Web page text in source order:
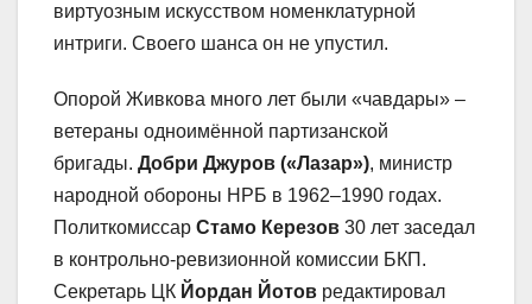
виртуозным искусством номенклатурной
интриги. Своего шанса он не упустил.
Опорой Живкова много лет были «чавдары» –
ветераны одноимённой партизанской
бригады. Добри Джуров («Лазар»), министр
народной обороны НРБ в 1962–1990 годах.
Политкомиссар Стамо Керезов 30 лет заседал
в контрольно-ревизионной комиссии БКП.
Секретарь ЦК Йордан Йотов редактировал